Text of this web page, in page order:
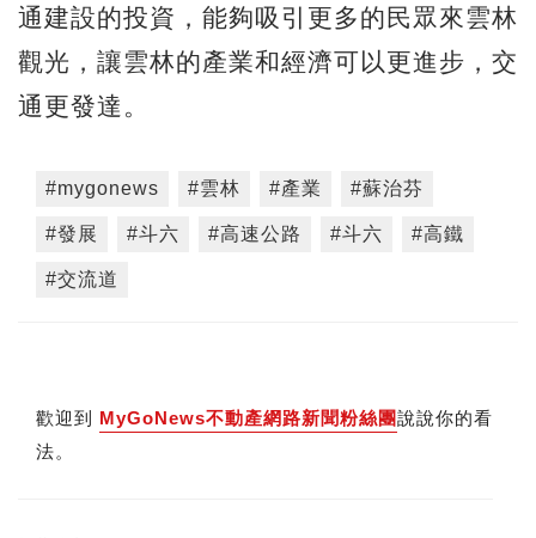
通建設的投資，能夠吸引更多的民眾來雲林
觀光，讓雲林的產業和經濟可以更進步，交
通更發達。
#mygonews #雲林 #產業 #蘇治芬
#發展 #斗六 #高速公路 #斗六 #高鐵
#交流道
歡迎到 MyGoNews不動產網路新聞粉絲團說說你的看
法。